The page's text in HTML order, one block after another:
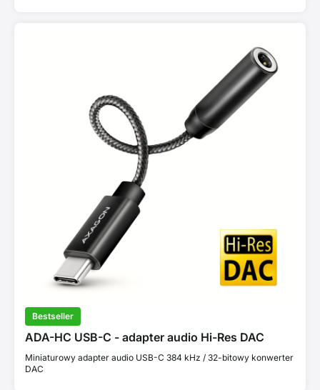
Bestseller
ADA-HC USB-C - adapter audio Hi-Res DAC
Miniaturowy adapter audio USB-C 384 kHz / 32-bitowy konwerter
DAC